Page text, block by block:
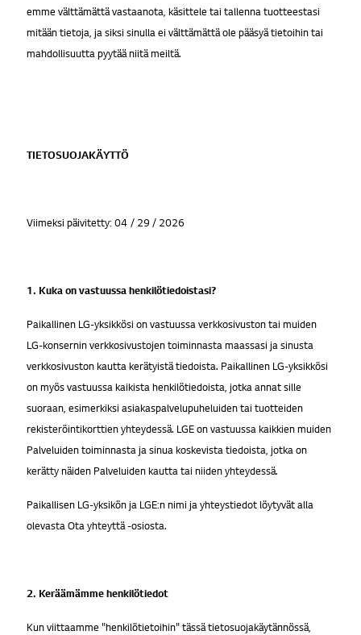
emme välttämättä vastaanota, käsittele tai tallenna tuotteestasi
mitään tietoja, ja siksi sinulla ei välttämättä ole pääsyä tietoihin tai
mahdollisuutta pyytää niitä meiltä.
TIETOSUOJAKÄYTTÖ
Viimeksi päivitetty: 04 / 29 / 2026
1. Kuka on vastuussa henkilötiedoistasi?
Paikallinen LG-yksikkösi on vastuussa verkkosivuston tai muiden
LG-konsernin verkkosivustojen toiminnasta maassasi ja sinusta
verkkosivuston kautta kerätyistä tiedoista. Paikallinen LG-yksikkösi
on myös vastuussa kaikista henkilötiedoista, jotka annat sille
suoraan, esimerkiksi asiakaspalvelupuheluiden tai tuotteiden
rekisteröintikorttien yhteydessä. LGE on vastuussa kaikkien muiden
Palveluiden toiminnasta ja sinua koskevista tiedoista, jotka on
kerätty näiden Palveluiden kautta tai niiden yhteydessä.
Paikallisen LG-yksikön ja LGE:n nimi ja yhteystiedot löytyvät alla
olevasta Ota yhteyttä -osiosta.
2. Keräämämme henkilötiedot
Kun viittaamme "henkilötietoihin" tässä tietosuojakäytännössä,